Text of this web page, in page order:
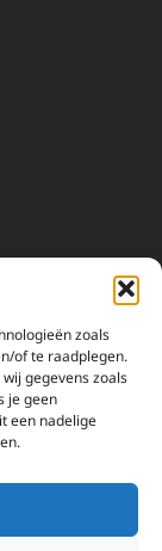
zoals
of te raadplegen.
gegevens zoals
je geen
een nadelige
donaties.
of